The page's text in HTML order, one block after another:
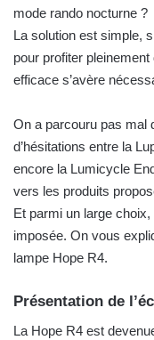
u
n
c
o
r
e
mode rando nocturne ?
La solution est simple,
pour profiter
efficace s’avère
On a parcouru pas mal
d’hésitations entre la
encore la Lumicycle
vers les produits
Et parmi un large choix,
imposée. On vous
lampe Hope R4.
Présentation de
La Hope R4 est